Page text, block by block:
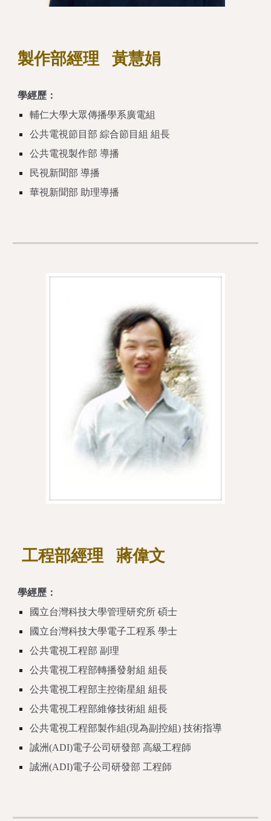
製作部經理 黃慧娟
學經歷：
輔仁大學大眾傳播學系廣電組
公共電視節目部 綜合節目組 組長
公共電視製作部 導播
民視新聞部 導播
華視新聞部 助理導播
工程部經理 蔣偉文
學經歷：
國立台灣科技大學管理研究所 碩士
國立台灣科技大學電子工程系 學士
公共電視工程部 副理
公共電視工程部轉播發射組 組長
公共電視工程部主控衛星組 組長
公共電視工程部維修技術組 組長
公共電視工程部製作組(現為副控組) 技術指導
誠洲(ADI)電子公司研發部 高級工程師
誠洲(ADI)電子公司研發部 工程師